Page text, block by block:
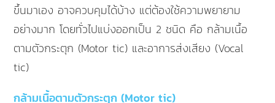
ขึ้นมาเอง อาจควบคุมได้บ้าง แต่ต้องใช้ความพยายาม
อย่างมาก โดยทั่วไปแบ่งออกเป็น 2 ชนิด คือ กล้ามเนื้อ
ตามตัวกระตุก (Motor tic) และอาการส่งเสียง (Vocal
tic)
กล้ามเนื้อตามตัวกระตุก (Motor tic)